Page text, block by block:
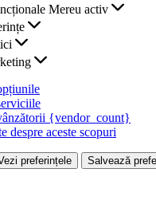
Mereu activ
{vendor_count}
despre aceste scopuri
preferințele Salvează